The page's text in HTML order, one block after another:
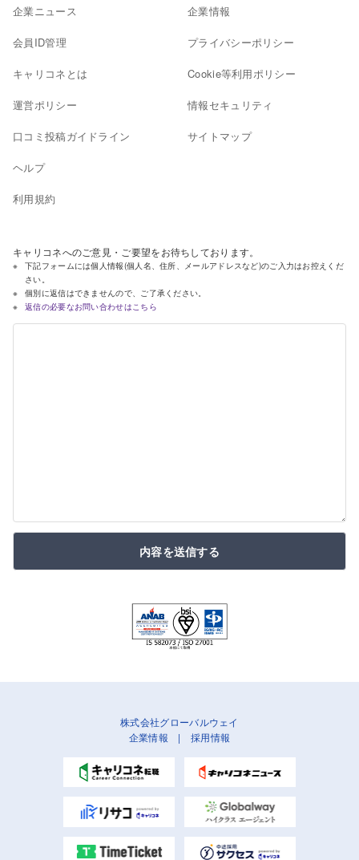
企業ニュース
会員ID管理
キャリコネとは
運営ポリシー
口コミ投稿ガイドライン
ヘルプ
利用規約
企業情報
プライバシーポリシー
Cookie等利用ポリシー
情報セキュリティ
サイトマップ
キャリコネへのご意見・ご要望をお待ちしております。
下記フォームには個人情報(個人名、住所、メールアドレスなど)のご入力はお控えくだ
さい。
個別に返信はできませんので、ご了承ください。
返信の必要なお問い合わせはこちら
内容を送信する
株式会社グローバルウェイ
企業情報 | 採用情報